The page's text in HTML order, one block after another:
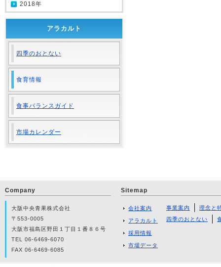
2018年
アラカルト
四季のおとない
食育情報
食事バランスガイド
市場カレンダー
Sitemap
会社案内
アラカルト
採用情報
市場データ
事業案内
理念と
四季のおとない
Company
大阪中央青果株式会社
〒553-0005
大阪市福島区野田１丁目１番８６号
TEL 06-6469-6070
FAX 06-6469-6085